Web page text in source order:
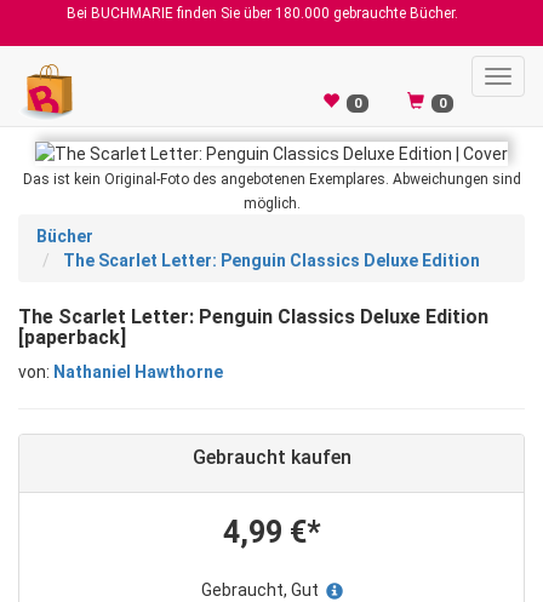
Bei BUCHMARIE finden Sie über 180.000 gebrauchte Bücher.
0 0
Das ist kein Original-Foto des angebotenen Exemplares. Abweichungen sind
möglich.
Bücher
The Scarlet Letter: Penguin Classics Deluxe Edition
The Scarlet Letter: Penguin Classics Deluxe Edition
[paperback]
von: Nathaniel Hawthorne
Gebraucht kaufen
4,99 €*
Gebraucht, Gut